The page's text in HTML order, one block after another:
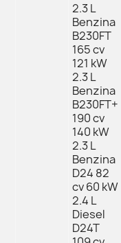
2.3 L
Benzina
B230FT
165 cv
121 kW
2.3 L
Benzina
B230FT+
190 cv
140 kW
2.3 L
Benzina
D24 82
cv 60 kW
2.4 L
Diesel
D24T